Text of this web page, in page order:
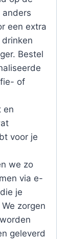
een extra
Bestel
of
en
voor je
we zo
via e-
je
zorgen
geleverd